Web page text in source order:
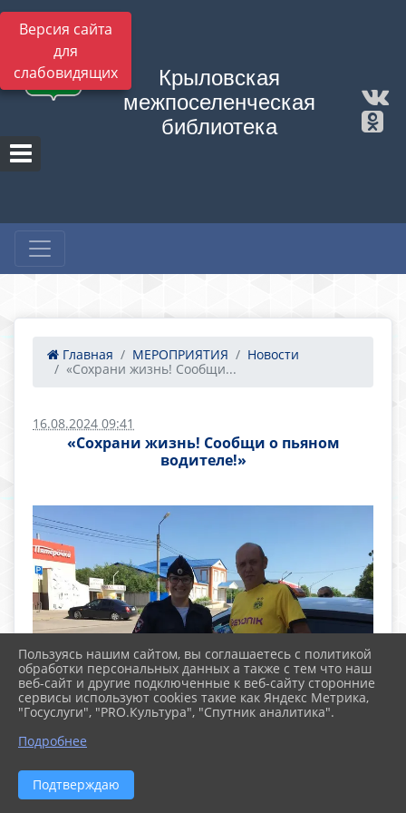
Версия сайта
для
слабовидящих
Крыловская
межпоселенческая
библиотека
Главная МЕРОПРИЯТИЯ
Новости
«Сохрани жизнь! Сообщи...
16.08.2024 09:41
«Сохрани жизнь! Сообщи о пьяном
водителе!»
Пользуясь нашим сайтом, вы соглашаетесь с политикой
обработки персональных данных а также с тем что наш
веб-сайт и другие подключенные к веб-сайту сторонние
сервисы используют cookies такие как Яндекс Метрика,
"Госуслуги", "PRO.Культура", "Спутник аналитика".
Подробнее
Подтверждаю